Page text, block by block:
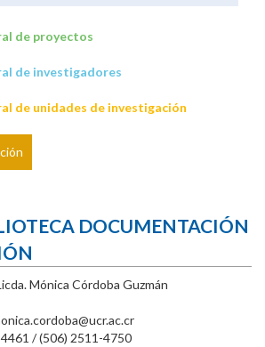
investigación
de proyectos
de investigadores
de unidades de investigación
DOCUMENTACIÓN
Mónica Córdoba Guzmán
/ (506) 2511-4750